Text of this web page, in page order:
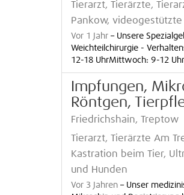
Tierarzt, Tierärzte,
Pankow,
Vor 1 Jahr – Unsere
Weichteilchirurgie -
12-18 UhrMittwoch: 9-12
Impfungen,
Röntgen,
Friedrichshain, Treptow
Tierarzt, Tierärzte Am
Kastration beim Tier,
und Hunden
Vor 3 Jahren – Unser